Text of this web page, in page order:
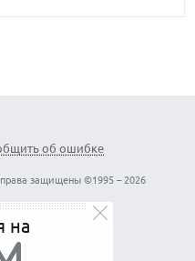
об ошибке
права защищены ©1995 – 2026
на